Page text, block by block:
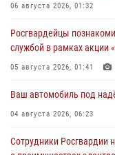
06 августа 2026, 01:32
Росгвардейцы
службой в рамках акции
05 августа 2026, 01:41
Ваш автомобиль под
04 августа 2026, 06:23
Сотрудники Росгвардии